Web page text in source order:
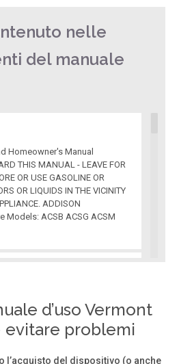
nelle
del manuale
Homeowner's Manual
THIS MANUAL - LEAVE FOR
OR USE GASOLINE OR
OR LIQUIDS IN THE VICINITY
ADDISON
Models: ACSB ACSG ACSM
d’uso Vermont
evitare problemi
l’acquisto del dispositivo (o anche